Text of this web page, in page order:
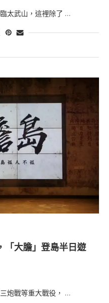
太武山，這裡除了 …
大膽」登島半日遊
炮戰等重大戰役， …